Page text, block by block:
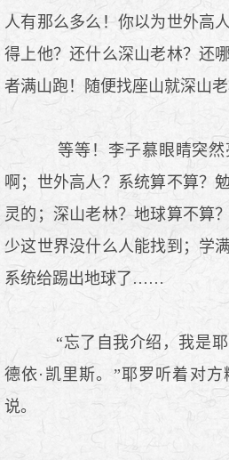
人有那么多么！你以为世外高
得上他？还什么深山老林？还
者满山跑！随便找座山就深山老
等等！李子慕眼睛突然
啊；世外高人？系统算不算？
灵的；深山老林？地球算不算
少这世界没什么人能找到；学
系统给踢出地球了……
“忘了自我介绍，我是耶
德依·凯里斯。”耶罗听着对
说。